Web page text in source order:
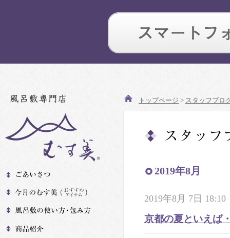
トップページ > スタッフブロ
2019年8月
2019年8月 7日 18:10
京都の夏といえば